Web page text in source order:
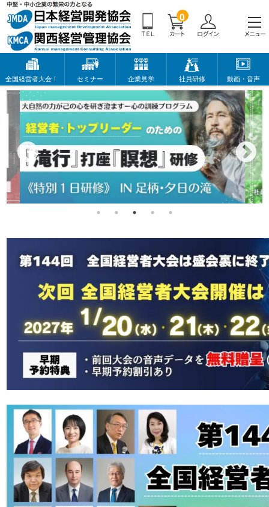
0
全国経営者大会！ セミナー 企業見学 社員研修 動画・音声